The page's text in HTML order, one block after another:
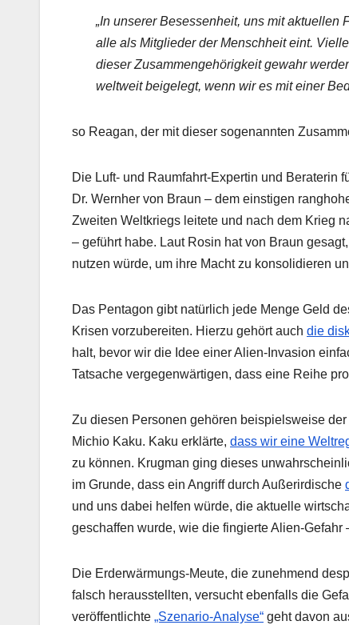
„In unserer Besessenheit, uns mit
alle als Mitglieder der Menschheit eint.
dieser Zusammengehörigkeit gewahr
weltweit beigelegt, wenn wir es mit einer
so Reagan, der mit dieser sogenannten
Die Luft- und Raumfahrt-Expertin und Beraterin
Dr. Wernher von Braun – dem einstigen
Zweiten Weltkriegs leitete und nach dem Krieg
– geführt habe. Laut Rosin hat von Braun
nutzen würde, um ihre Macht zu konsolidieren
Das Pentagon gibt natürlich jede Menge Geld
Krisen vorzubereiten. Hierzu gehört auch die
halt, bevor wir die Idee einer Alien-Invasion
Tatsache vergegenwärtigen, dass eine Reihe
Zu diesen Personen gehören beispielsweise
Michio Kaku. Kaku erklärte, dass wir eine
zu können. Krugman ging dieses
im Grunde, dass ein Angriff durch Außerirdische
und uns dabei helfen würde, die aktuelle
geschaffen wurde, wie die fingierte Alien-Gefahr
Die Erderwärmungs-Meute, die zunehmend
falsch herausstellten, versucht ebenfalls die
veröffentlichte „Szenario-Analyse“ geht davon